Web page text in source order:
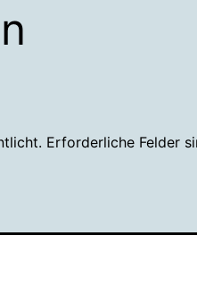
Erforderliche Felder